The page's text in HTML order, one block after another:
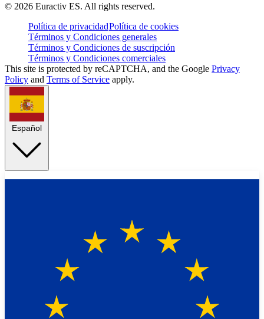
© 2026 Euractiv ES. All rights reserved.
Política de privacidadPolítica de cookies
Términos y Condiciones generales
Términos y Condiciones de suscripción
Términos y Condiciones comerciales
This site is protected by reCAPTCHA, and the Google Privacy
Policy and Terms of Service apply.
Español